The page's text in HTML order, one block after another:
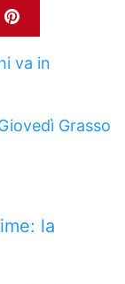
va in
Grasso
la